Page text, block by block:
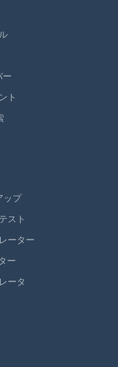
ー
ト
ップ
スト
ーター
ー
ータ